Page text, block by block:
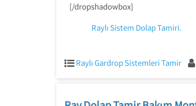
[/dropshadowbox]
Raylı Sistem Dolap Tamiri.
Raylı Gardrop Sistemleri Tamir